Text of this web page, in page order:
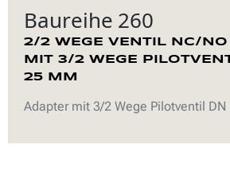
Baureihe 260
2/2 WEGE VENTIL NC/NO
MIT 3/2 WEGE
25 MM
Adapter mit 3/2 Wege Pilotventil DN